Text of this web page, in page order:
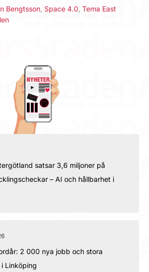
Bengtsson, Space 4.0, Tema East
satsar 3,6 miljoner på
– AI och hållbarhet i
2 000 nya jobb och stora
Linköping